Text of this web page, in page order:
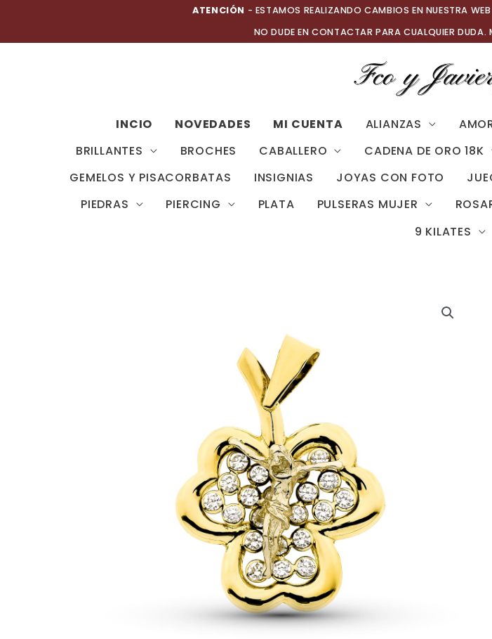
contenido
ATENCIÓN - ESTAMOS REALIZANDO CAMBIOS EN NUESTRA
NO DUDE EN CONTACTAR PARA CUALQUIER
INCIO NOVEDADES MI CUENTA ALIANZAS
BRILLANTES
BROCHES CABALLERO CADENA DE ORO 18K
GEMELOS Y PISACORBATAS
INSIGNIAS JOYAS CON FOTO
PIEDRAS
PIERCING PLATA PULSERAS MUJER
9 KILATES